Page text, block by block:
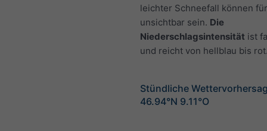
leichter Schneefall können
unsichtbar sein. Die
Niederschlagsintensität ist
und reicht von hellblau bis
Stündliche
46.94°N 9.11°O